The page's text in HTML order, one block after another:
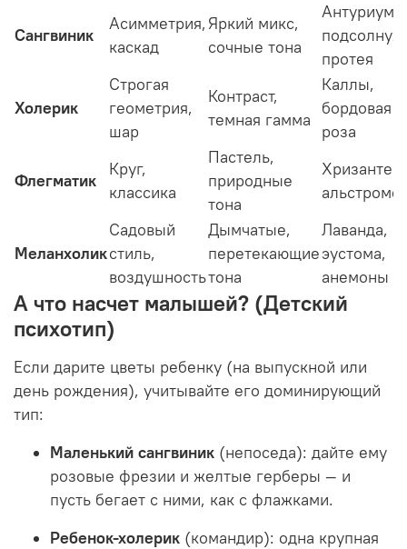
Сангвиник
Асимметрия,
каскад
Яркий микс,
сочные тона
Антуриум,
подсолнух,
протея
Холерик
Строгая
геометрия,
шар
Контраст,
темная гамма
Каллы,
бордовая
роза
Флегматик
Круг,
классика
Пастель,
природные
тона
Меланхолик
Садовый
стиль,
воздушность
Дымчатые,
перетекающие
тона
Лаванда,
эустома,
анемоны
А что насчет малышей? (Детский
психотип)
Если дарите цветы ребенку (на выпускной или
день рождения), учитывайте его доминирующий
тип:
Маленький сангвиник (непоседа): дайте ему
розовые фрезии и желтые герберы — и
пусть бегает с ними, как с флажками.
Ребенок-холерик (командир): одна крупная